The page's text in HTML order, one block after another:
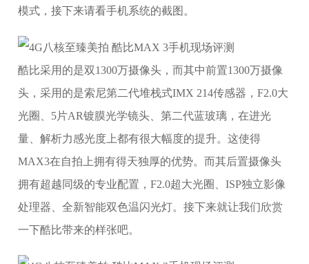
模式，接下来请看手机系统的截图。
酷比采用的是双1300万摄像头，而其中前置1300万摄像
头，采用的是索尼第二代堆栈式IMX 214传感器，F2.0大
光圈、5片AR镀膜光学镜头、第二代蓝玻璃，在进光
量、解析力感光度上都有很大幅度的提升。这使得
MAX3在自拍上拥有得天独厚的优势。而其后置摄像头
拥有超越同级的专业配置，F2.0超大光圈、ISP独立影像
处理器、全新智能双色温闪光灯。接下来就让我们欣赏
一下酷比带来的样张吧。